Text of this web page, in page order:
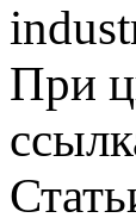
При